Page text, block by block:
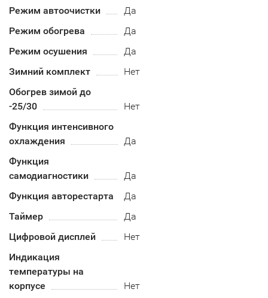
Режим автоочистки
Да
Режим обогрева
Да
Режим осушения
Да
Зимний комплект
Нет
Обогрев зимой до
-25/30
Нет
Функция интенсивного
охлаждения
Да
Функция
самодиагностики
Да
Функция авторестарта
Да
Таймер
Да
Цифровой дисплей
Нет
Индикация
температуры на
корпусе
Нет